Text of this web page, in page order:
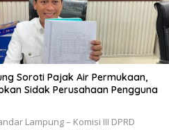
Soroti Pajak Air Permukaan,
Sidak Perusahaan Pengguna
Lampung – Komisi III DPRD